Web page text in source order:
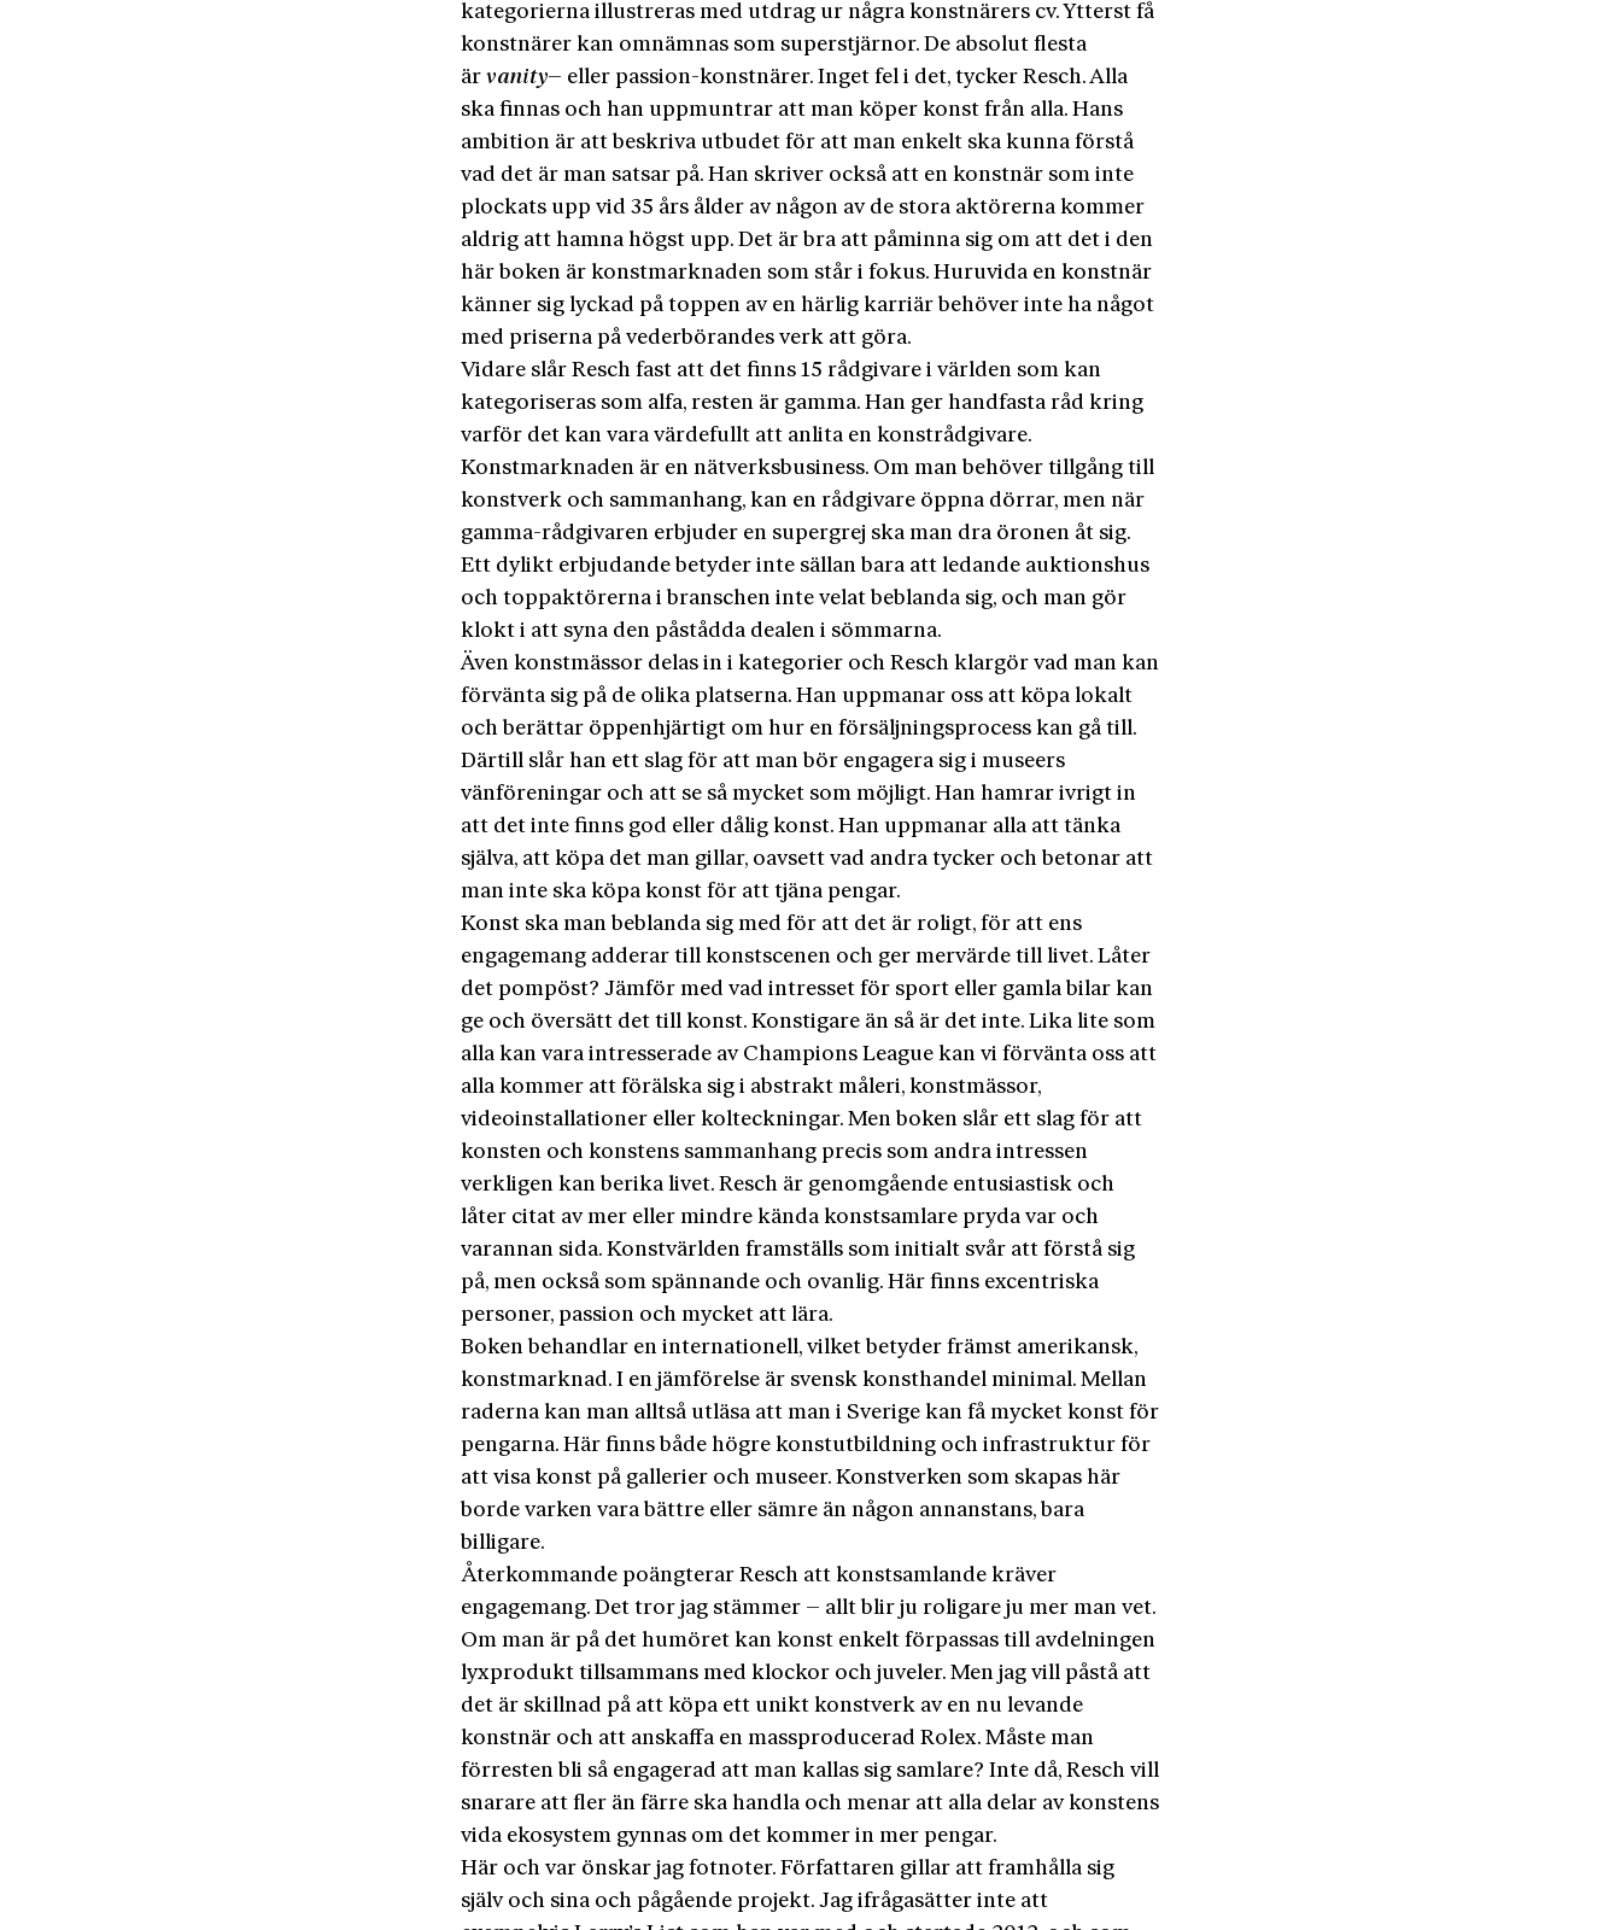
kategorierna illustreras med utdrag ur några konstnärers cv. Ytterst få
konstnärer kan omnämnas som superstjärnor. De absolut flesta
ärvanity– eller passion-konstnärer. Inget fel i det, tycker Resch. Alla
ska finnas och han uppmuntrar att man köper konst från alla. Hans
ambition är att beskriva utbudet för att man enkelt ska kunna förstå
vad det är man satsar på. Han skriver också att en konstnär som inte
plockats upp vid 35 års ålder av någon av de stora aktörerna kommer
aldrig att hamna högst upp. Det är bra att påminna sig om att det i den
här boken är konstmarknaden som står i fokus. Huruvida en konstnär
känner sig lyckad på toppen av en härlig karriär behöver inte ha något
med priserna på vederbörandes verk att göra.
Vidare slår Resch fast att det finns 15 rådgivare i världen som kan
kategoriseras som alfa, resten är gamma. Han ger handfasta råd kring
varför det kan vara värdefullt att anlita en konstrådgivare.
Konstmarknaden är en nätverks­business. Om man behöver tillgång till
konstverk och sammanhang, kan en rådgivare öppna dörrar, men när
gamma-rådgivaren erbjuder en supergrej ska man dra öronen åt sig.
Ett dylikt erbjudande betyder inte sällan bara att ledande auktionshus
och toppaktörerna i branschen inte velat beblanda sig, och man gör
klokt i att syna den påstådda dealen i sömmarna.
Även konstmässor delas in i kategorier och Resch klargör vad man kan
förvänta sig på de olika platserna. Han uppmanar oss att köpa lokalt
och berättar öppenhjärtigt om hur en försäljningsprocess kan gå till.
Därtill slår han ett slag för att man bör engagera sig i museers
vänföreningar och att se så mycket som möjligt. Han hamrar ivrigt in
att det inte finns god eller dålig konst. Han uppmanar alla att tänka
själva, att köpa det man gillar, oavsett vad andra tycker och betonar att
man inte ska köpa konst för att tjäna pengar.
Konst ska man beblanda sig med för att det är roligt, för att ens
engagemang adderar till konstscenen och ger mervärde till livet. Låter
det pompöst? Jämför med vad intresset för sport eller gamla bilar kan
ge och översätt det till konst. Konstigare än så är det inte. Lika lite som
alla kan vara intresserade av Champions League kan vi förvänta oss att
alla kommer att förälska sig i abstrakt måleri, konstmässor,
videoinstallationer eller kolteckningar. Men boken slår ett slag för att
konsten och konstens sammanhang precis som andra intressen
verkligen kan berika livet. Resch är genomgående entusiastisk och
låter citat av mer eller mindre kända konstsamlare pryda var och
varannan sida. Konstvärlden framställs som initialt svår att förstå sig
på, men också som spännande och ovanlig. Här finns excentriska
personer, passion och mycket att lära.
Boken behandlar en internationell, vilket betyder främst amerikansk,
konstmarknad. I en jämförelse är svensk konsthandel minimal. Mellan
raderna kan man alltså utläsa att man i Sverige kan få mycket konst för
pengarna. Här finns både högre konstutbildning och infrastruktur för
att visa konst på gallerier­ och museer. Konstverken som skapas här
borde varken vara bättre eller sämre än någon annanstans, bara
billigare.
Återkommande poängterar Resch att konstsamlande kräver
engagemang. Det tror jag stämmer – allt blir ju roligare ju mer man vet.
Om man är på det humöret kan konst enkelt förpassas till avdelningen
lyxprodukt tillsammans med klockor och juveler. Men jag vill påstå att
det är skillnad på att köpa ett unikt konstverk av en nu levande
konstnär och att anskaffa en massproducerad Rolex. Måste man
förresten bli så engagerad att man kallas sig samlare? Inte då, Resch vill
snarare att fler än färre ska handla och menar att alla delar av konstens
vida ekosystem gynnas om det kommer in mer pengar.
Här och var önskar jag fotnoter. Författaren gillar att framhålla sig
själv och sina och pågående projekt. Jag ifrågasätter inte att